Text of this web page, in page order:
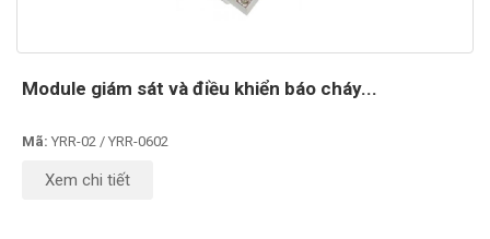
Module giám sát và điều khiển báo cháy...
Mã: YRR-02 / YRR-0602
Xem chi tiết